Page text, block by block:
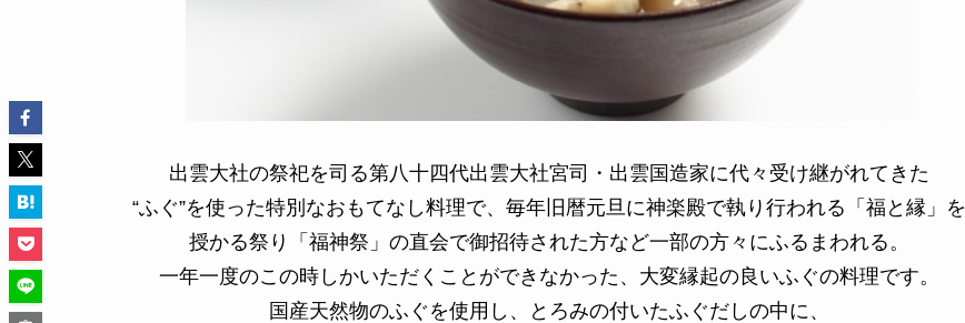
出雲大社の祭祀を司る第八十四代出雲大社宮司・出雲国造家に代々受け継がれてきた
“ふぐ”を使った特別なおもてなし料理で、毎年旧暦元旦に神楽殿で執り行われる「福と縁」を
授かる祭り「福神祭」の直会で御招待された方など一部の方々にふるまわれる。
一年一度のこの時しかいただくことができなかった、大変縁起の良いふぐの料理です。
国産天然物のふぐを使用し、とろみの付いたふぐだしの中に、